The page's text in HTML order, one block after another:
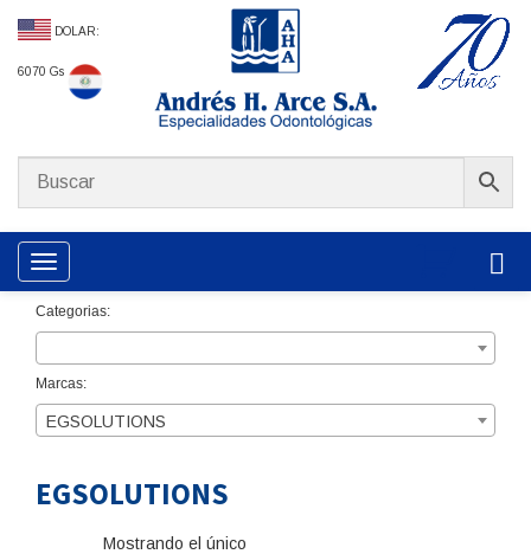
DOLAR:
6070 Gs
Toggle navigation
Categorias:
Marcas:
EGSOLUTIONS
EGSOLUTIONS
Mostrando el único